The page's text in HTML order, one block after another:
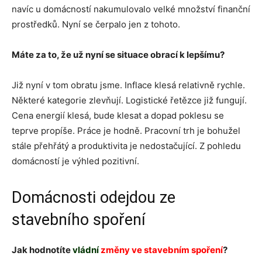
navíc u domácností nakumulovalo velké množství finanční
prostředků. Nyní se čerpalo jen z tohoto.
Máte za to, že už nyní se situace obrací k lepšímu?
Již nyní v tom obratu jsme. Inflace klesá relativně rychle.
Některé kategorie zlevňují. Logistické řetězce již fungují.
Cena energií klesá, bude klesat a dopad poklesu se
teprve propíše. Práce je hodně. Pracovní trh je bohužel
stále přehřátý a produktivita je nedostačující. Z pohledu
domácností je výhled pozitivní.
Domácnosti odejdou ze
stavebního spoření
Jak hodnotítevládnízměny ve stavebním spoření?